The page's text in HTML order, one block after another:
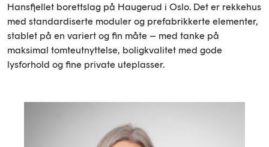
Hansfjellet borettslag på Haugerud i Oslo. Det er rekkehus
med standardiserte moduler og prefabrikkerte elementer,
stablet på en variert og fin måte – med tanke på
maksimal tomteutnyttelse, boligkvalitet med gode
lysforhold og fine private uteplasser.